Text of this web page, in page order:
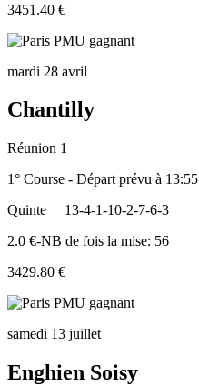
3451.40 €
mardi 28 avril
Chantilly
Réunion 1
1° Course - Départ prévu à 13:55
Quinte
13-4-1-10-2-7-6-3
2.0 €-NB de fois la mise: 56
3429.80 €
samedi 13 juillet
Enghien Soisy